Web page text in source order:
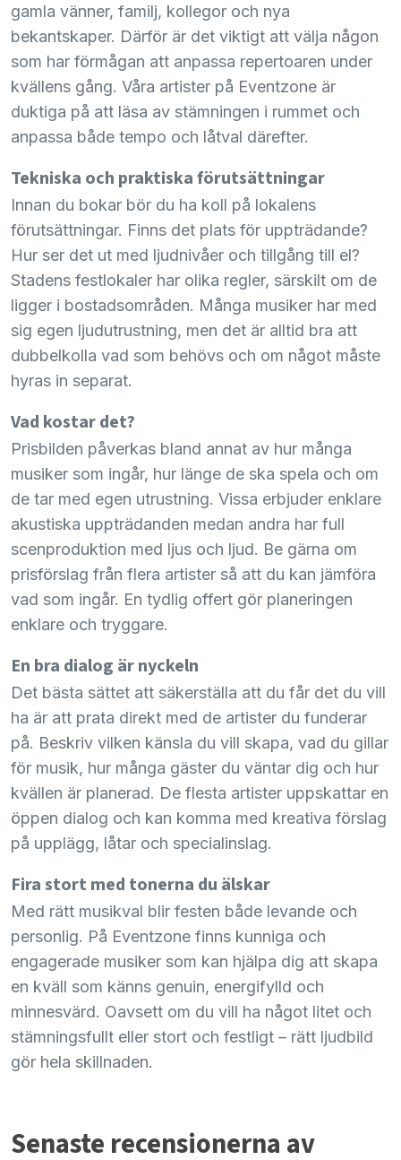
gamla vänner, familj, kollegor och nya
bekantskaper. Därför är det viktigt att välja någon
som har förmågan att anpassa repertoaren under
kvällens gång. Våra artister på Eventzone är
duktiga på att läsa av stämningen i rummet och
anpassa både tempo och låtval därefter.
Tekniska och praktiska förutsättningar
Innan du bokar bör du ha koll på lokalens
förutsättningar. Finns det plats för uppträdande?
Hur ser det ut med ljudnivåer och tillgång till el?
Stadens festlokaler har olika regler, särskilt om de
ligger i bostadsområden. Många musiker har med
sig egen ljudutrustning, men det är alltid bra att
dubbelkolla vad som behövs och om något måste
hyras in separat.
Vad kostar det?
Prisbilden påverkas bland annat av hur många
musiker som ingår, hur länge de ska spela och om
de tar med egen utrustning. Vissa erbjuder enklare
akustiska uppträdanden medan andra har full
scenproduktion med ljus och ljud. Be gärna om
prisförslag från flera artister så att du kan jämföra
vad som ingår. En tydlig offert gör planeringen
enklare och tryggare.
En bra dialog är nyckeln
Det bästa sättet att säkerställa att du får det du vill
ha är att prata direkt med de artister du funderar
på. Beskriv vilken känsla du vill skapa, vad du gillar
för musik, hur många gäster du väntar dig och hur
kvällen är planerad. De flesta artister uppskattar en
öppen dialog och kan komma med kreativa förslag
på upplägg, låtar och specialinslag.
Fira stort med tonerna du älskar
Med rätt musikval blir festen både levande och
personlig. På Eventzone finns kunniga och
engagerade musiker som kan hjälpa dig att skapa
en kväll som känns genuin, energifylld och
minnesvärd. Oavsett om du vill ha något litet och
stämningsfullt eller stort och festligt – rätt ljudbild
gör hela skillnaden.
Senaste recensionerna av